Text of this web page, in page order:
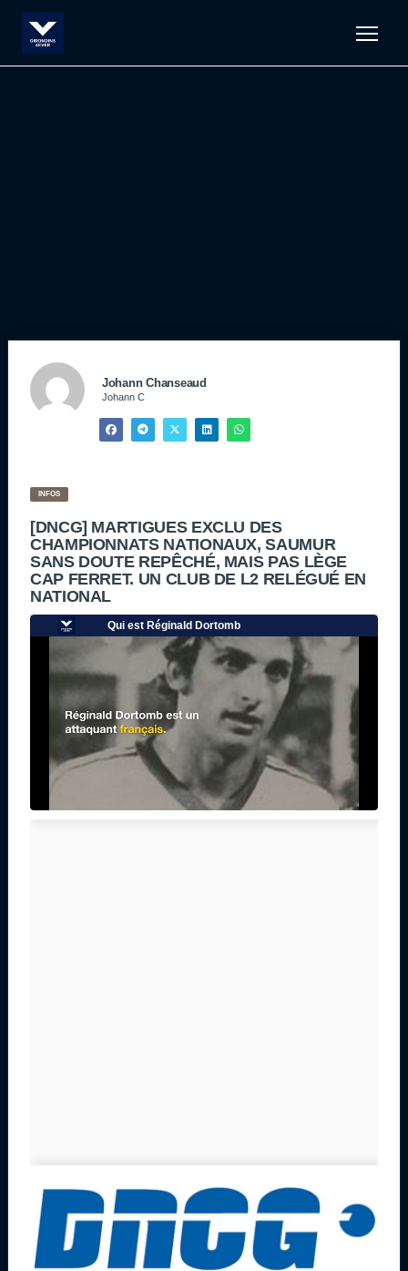
Johann Chanseaud
Johann C
INFOS
[DNCG] MARTIGUES EXCLU DES
CHAMPIONNATS NATIONAUX, SAUMUR
SANS DOUTE REPÊCHÉ, MAIS PAS LÈGE
CAP FERRET. UN CLUB DE L2 RELÉGUÉ EN
NATIONAL